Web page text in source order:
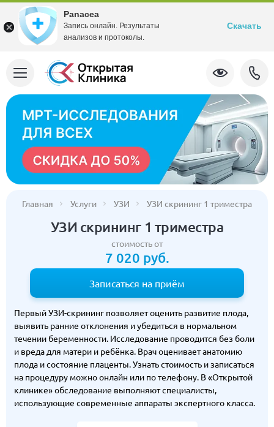
Главная Услуги УЗИ УЗИ скрининг 1 триместра
УЗИ скрининг 1 триместра
стоимость от
7 020 руб.
Записаться на приём
Первый УЗИ-скрининг позволяет оценить развитие плода,
выявить ранние отклонения и убедиться в нормальном
течении беременности. Исследование проводится без боли
и вреда для матери и ребёнка. Врач оценивает анатомию
плода и состояние плаценты. Узнать стоимость и записаться
на процедуру можно онлайн или по телефону. В «Открытой
клинике» обследование выполняют специалисты,
использующие современные аппараты экспертного класса.
Panacea
Запись онлайн. Результаты
анализов и протоколы.
Скачать